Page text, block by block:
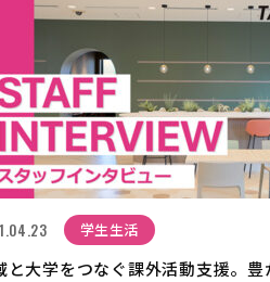
学生生活
と大学をつなぐ課外活動支援。豊